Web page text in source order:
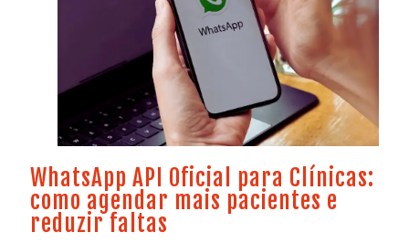
WhatsApp API Oficial para Clínicas:
como agendar mais pacientes e
reduzir faltas